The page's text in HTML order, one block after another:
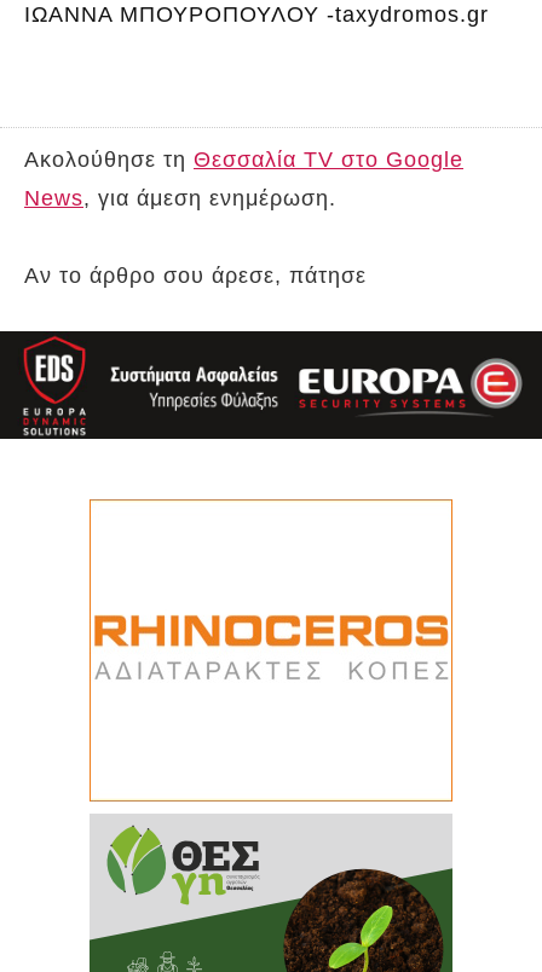
ΙΩΑΝΝΑ ΜΠΟΥΡΟΠΟΥΛΟΥ -taxydromos.gr
Ακολούθησε τη Θεσσαλία TV στο Google
News, για άμεση ενημέρωση.
Αν το άρθρο σου άρεσε, πάτησε